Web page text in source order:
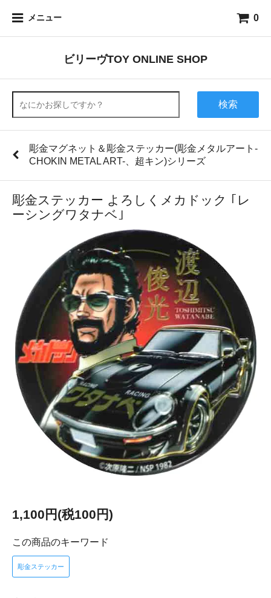
メニュー 0
ビリーヴTOY ONLINE SHOP
検索
彫金マグネット＆彫金ステッカー(彫金メタルアート-
CHOKIN METAL ART-、超キン)シリーズ
彫金ステッカー よろしくメカドック ｢レ
ーシングワタナベ｣
1,100円(税100円)
この商品のキーワード
彫金ステッカー